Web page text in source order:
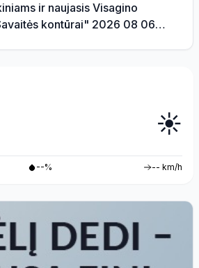
ir naujasis Visagino
kontūrai" 2026 08 06
☀️
--% -- km/h